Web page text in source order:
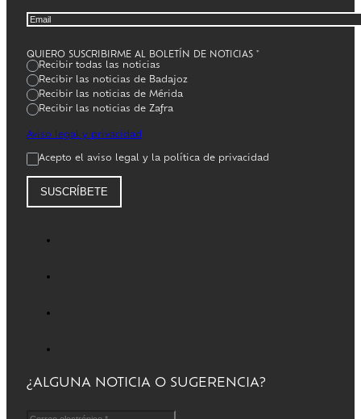
QUIERO SUSCRIBIRME AL BOLETÍN DE NOTICIAS *
Recibir todas las noticias
Recibir las noticias de Badajoz
Recibir las noticias de Mérida
Recibir las noticias de Zafra
Aviso legal y privacidad
Acepto el aviso legal y la política de privacidad
SUSCRÍBETE
¿ALGUNA NOTICIA O SUGERENCIA?